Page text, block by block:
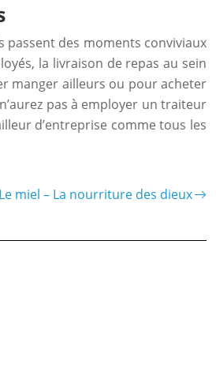
passent des moments conviviaux
la livraison de repas au sein
manger ailleurs ou pour acheter
pas à employer un traiteur
d’entreprise comme tous les
Le miel – La nourriture des dieux